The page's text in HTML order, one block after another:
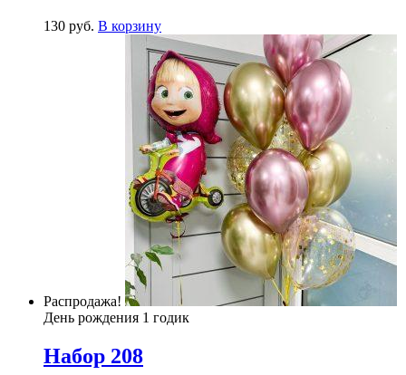
130 руб. В корзину
Распродажа!
День рождения 1 годик
Набор 208